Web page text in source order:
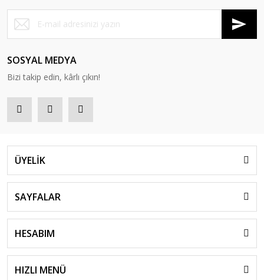
SOSYAL MEDYA
Bizi takip edin, kârlı çıkın!
ÜYELİK
SAYFALAR
HESABIM
HIZLI MENÜ